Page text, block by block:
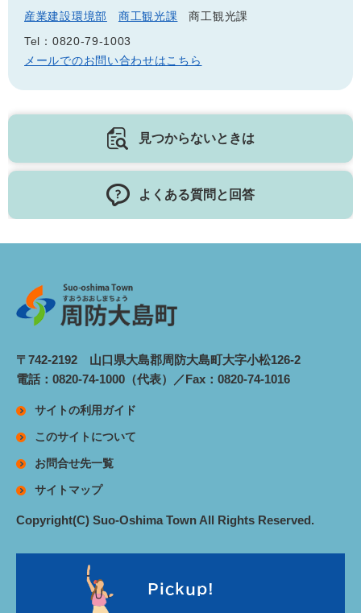
産業建設環境部 商工観光課
商工観光課
Tel：0820-79-1003
メールでのお問い合わせはこちら
見つからないときは
よくある質問と回答
〒742-2192 山口県大島郡周防大島町大字小松126-2
電話：0820-74-1000（代表）／Fax：0820-74-1016
サイトの利用ガイド
このサイトについて
お問合せ先一覧
サイトマップ
Copyright(C) Suo-Oshima Town All Rights Reserved.